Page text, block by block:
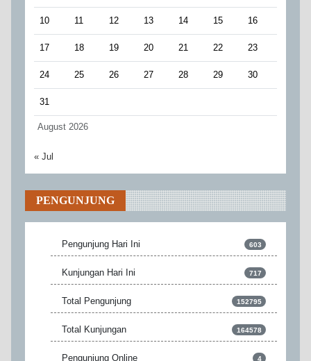
August 2026
10 11 12 13 14 15 16
17 18 19 20 21 22 23
24 25 26 27 28 29 30
31
« Jul
PENGUNJUNG
Pengunjung Hari Ini 603
Kunjungan Hari Ini 717
Total Pengunjung 152795
Total Kunjungan 164578
Pengunjung Online 4